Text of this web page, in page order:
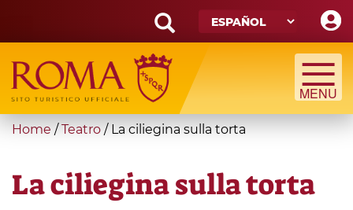
main
content
Search
form
Búsqueda
You
here
Home / Teatro / La ciliegina sulla torta
La ciliegina sulla torta